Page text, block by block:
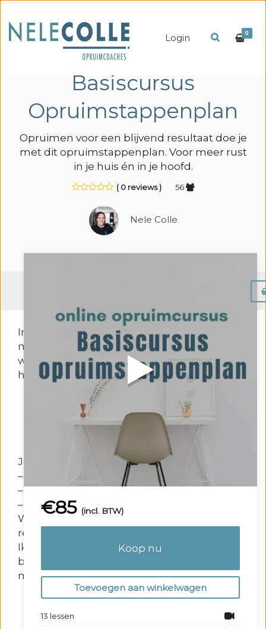
Login 0
Basiscursus
Opruimstappenplan
Opruimen voor een blijvend resultaat doe je
met dit opruimstappenplan. Voor meer rust
in je huis én in je hoofd.
( 0 reviews ) 56
Nele Colle
€85 (incl. BTW)
Koop nu
Toevoegen aan winkelwagen
13 lessen
In deze cursus geef ik je een portie
motivatie, tips en nieuwe inzichten mee
waardoor jij aan het opruimen gaat en zodat
het opgeruimd blijft.
Je leert
– hoe je afstand doet van je spullen,
– hoe en waar je begint met opruimen,
– en hoe je het opgeruimd houdt.
We gaan voor een blijvend én duurzaam
resultaat.
Ik kijk er alvast naar uit om jou te mogen
begeleiden en motiveren en hoop je te
mogen ontmoeten op het forum!